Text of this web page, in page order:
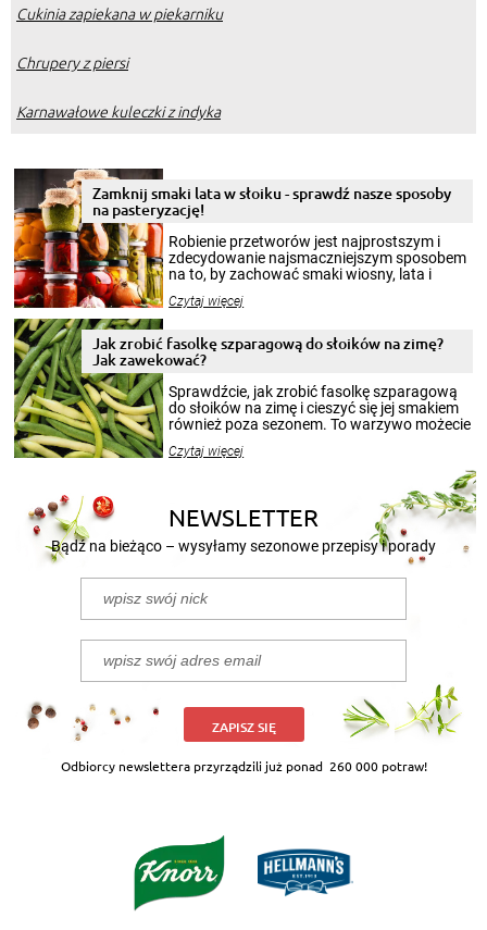
Cukinia zapiekana w piekarniku
Chrupery z piersi
Karnawałowe kuleczki z indyka
Zamknij smaki lata w słoiku - sprawdź nasze sposoby
na pasteryzację!
Robienie przetworów jest najprostszym i
zdecydowanie najsmaczniejszym sposobem
na to, by zachować smaki wiosny, lata i
krajobrazów, by cieszyć nimi oko w sezonie
pełni poczuć atmosferę cieplejszych
miesięcy. Przygotowanie słoików ze
patenty, które pozwolą zachować świeżość
przetworów.
Czytaj więcej
Jak zrobić fasolkę szparagową do słoików na zimę?
Jak zawekować?
Sprawdźcie, jak zrobić fasolkę szparagową
do słoików na zimę i cieszyć się jej smakiem
również poza sezonem. To warzywo możecie
nasze propozycje!
Czytaj więcej
NEWSLETTER
Bądź na bieżąco – wysyłamy sezonowe przepisy i porady
ZAPISZ SIĘ
Odbiorcy newslettera przyrządzili już ponad 260 000 potraw!